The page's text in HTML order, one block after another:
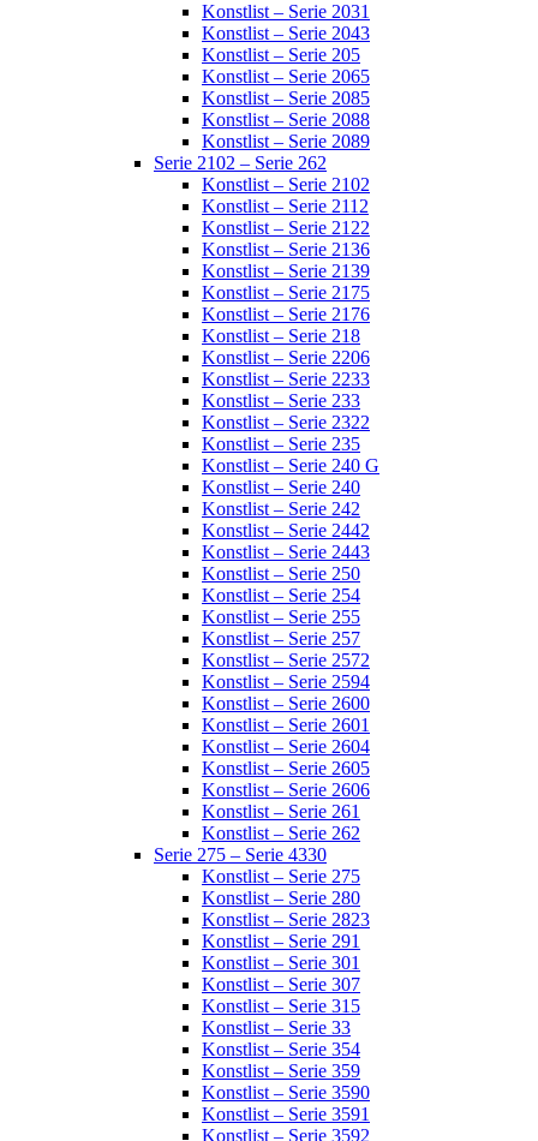
Konstlist – Serie 2031
Konstlist – Serie 2043
Konstlist – Serie 205
Konstlist – Serie 2065
Konstlist – Serie 2085
Konstlist – Serie 2088
Konstlist – Serie 2089
Serie 2102 – Serie 262
Konstlist – Serie 2102
Konstlist – Serie 2112
Konstlist – Serie 2122
Konstlist – Serie 2136
Konstlist – Serie 2139
Konstlist – Serie 2175
Konstlist – Serie 2176
Konstlist – Serie 218
Konstlist – Serie 2206
Konstlist – Serie 2233
Konstlist – Serie 233
Konstlist – Serie 2322
Konstlist – Serie 235
Konstlist – Serie 240 G
Konstlist – Serie 240
Konstlist – Serie 242
Konstlist – Serie 2442
Konstlist – Serie 2443
Konstlist – Serie 250
Konstlist – Serie 254
Konstlist – Serie 255
Konstlist – Serie 257
Konstlist – Serie 2572
Konstlist – Serie 2594
Konstlist – Serie 2600
Konstlist – Serie 2601
Konstlist – Serie 2604
Konstlist – Serie 2605
Konstlist – Serie 2606
Konstlist – Serie 261
Konstlist – Serie 262
Serie 275 – Serie 4330
Konstlist – Serie 275
Konstlist – Serie 280
Konstlist – Serie 2823
Konstlist – Serie 291
Konstlist – Serie 301
Konstlist – Serie 307
Konstlist – Serie 315
Konstlist – Serie 33
Konstlist – Serie 354
Konstlist – Serie 359
Konstlist – Serie 3590
Konstlist – Serie 3591
Konstlist – Serie 3592